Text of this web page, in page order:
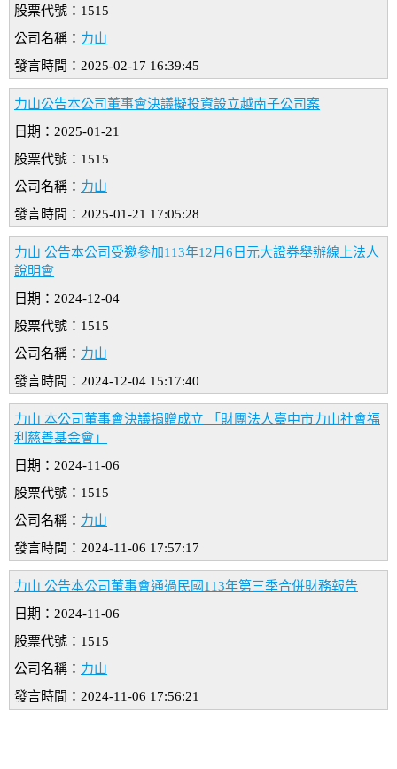
股票代號：1515
公司名稱： 力山
發言時間：2025-02-17 16:39:45
力山公告本公司董事會決議擬投資設立越南子公司案
日期：2025-01-21
股票代號：1515
公司名稱： 力山
發言時間：2025-01-21 17:05:28
力山 公告本公司受邀參加113年12月6日元大證券舉辦線上法人
說明會
日期：2024-12-04
股票代號：1515
公司名稱： 力山
發言時間：2024-12-04 15:17:40
力山 本公司董事會決議捐贈成立 「財團法人臺中市力山社會福
利慈善基金會」
日期：2024-11-06
股票代號：1515
公司名稱： 力山
發言時間：2024-11-06 17:57:17
力山 公告本公司董事會通過民國113年第三季合併財務報告
日期：2024-11-06
股票代號：1515
公司名稱： 力山
發言時間：2024-11-06 17:56:21